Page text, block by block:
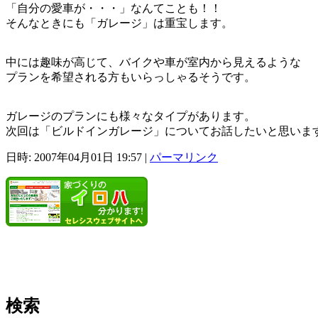
「自分の愛車が・・・」なんてことも！！
そんなときにも「ガレージ」は重宝します。
中には趣味が高じて、バイクや車が室内から見えるような
プランを希望される方もいらっしゃるそうです。
ガレージのプランにも様々なタイプがあります。
次回は「ビルドインガレージ」についてお話したいと思いま
日時: 2007年04月01日 19:57 | パーマリンク
検索